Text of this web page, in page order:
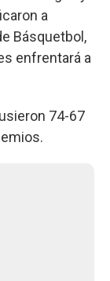
a
Básquetbol,
enfrentará a
74-67